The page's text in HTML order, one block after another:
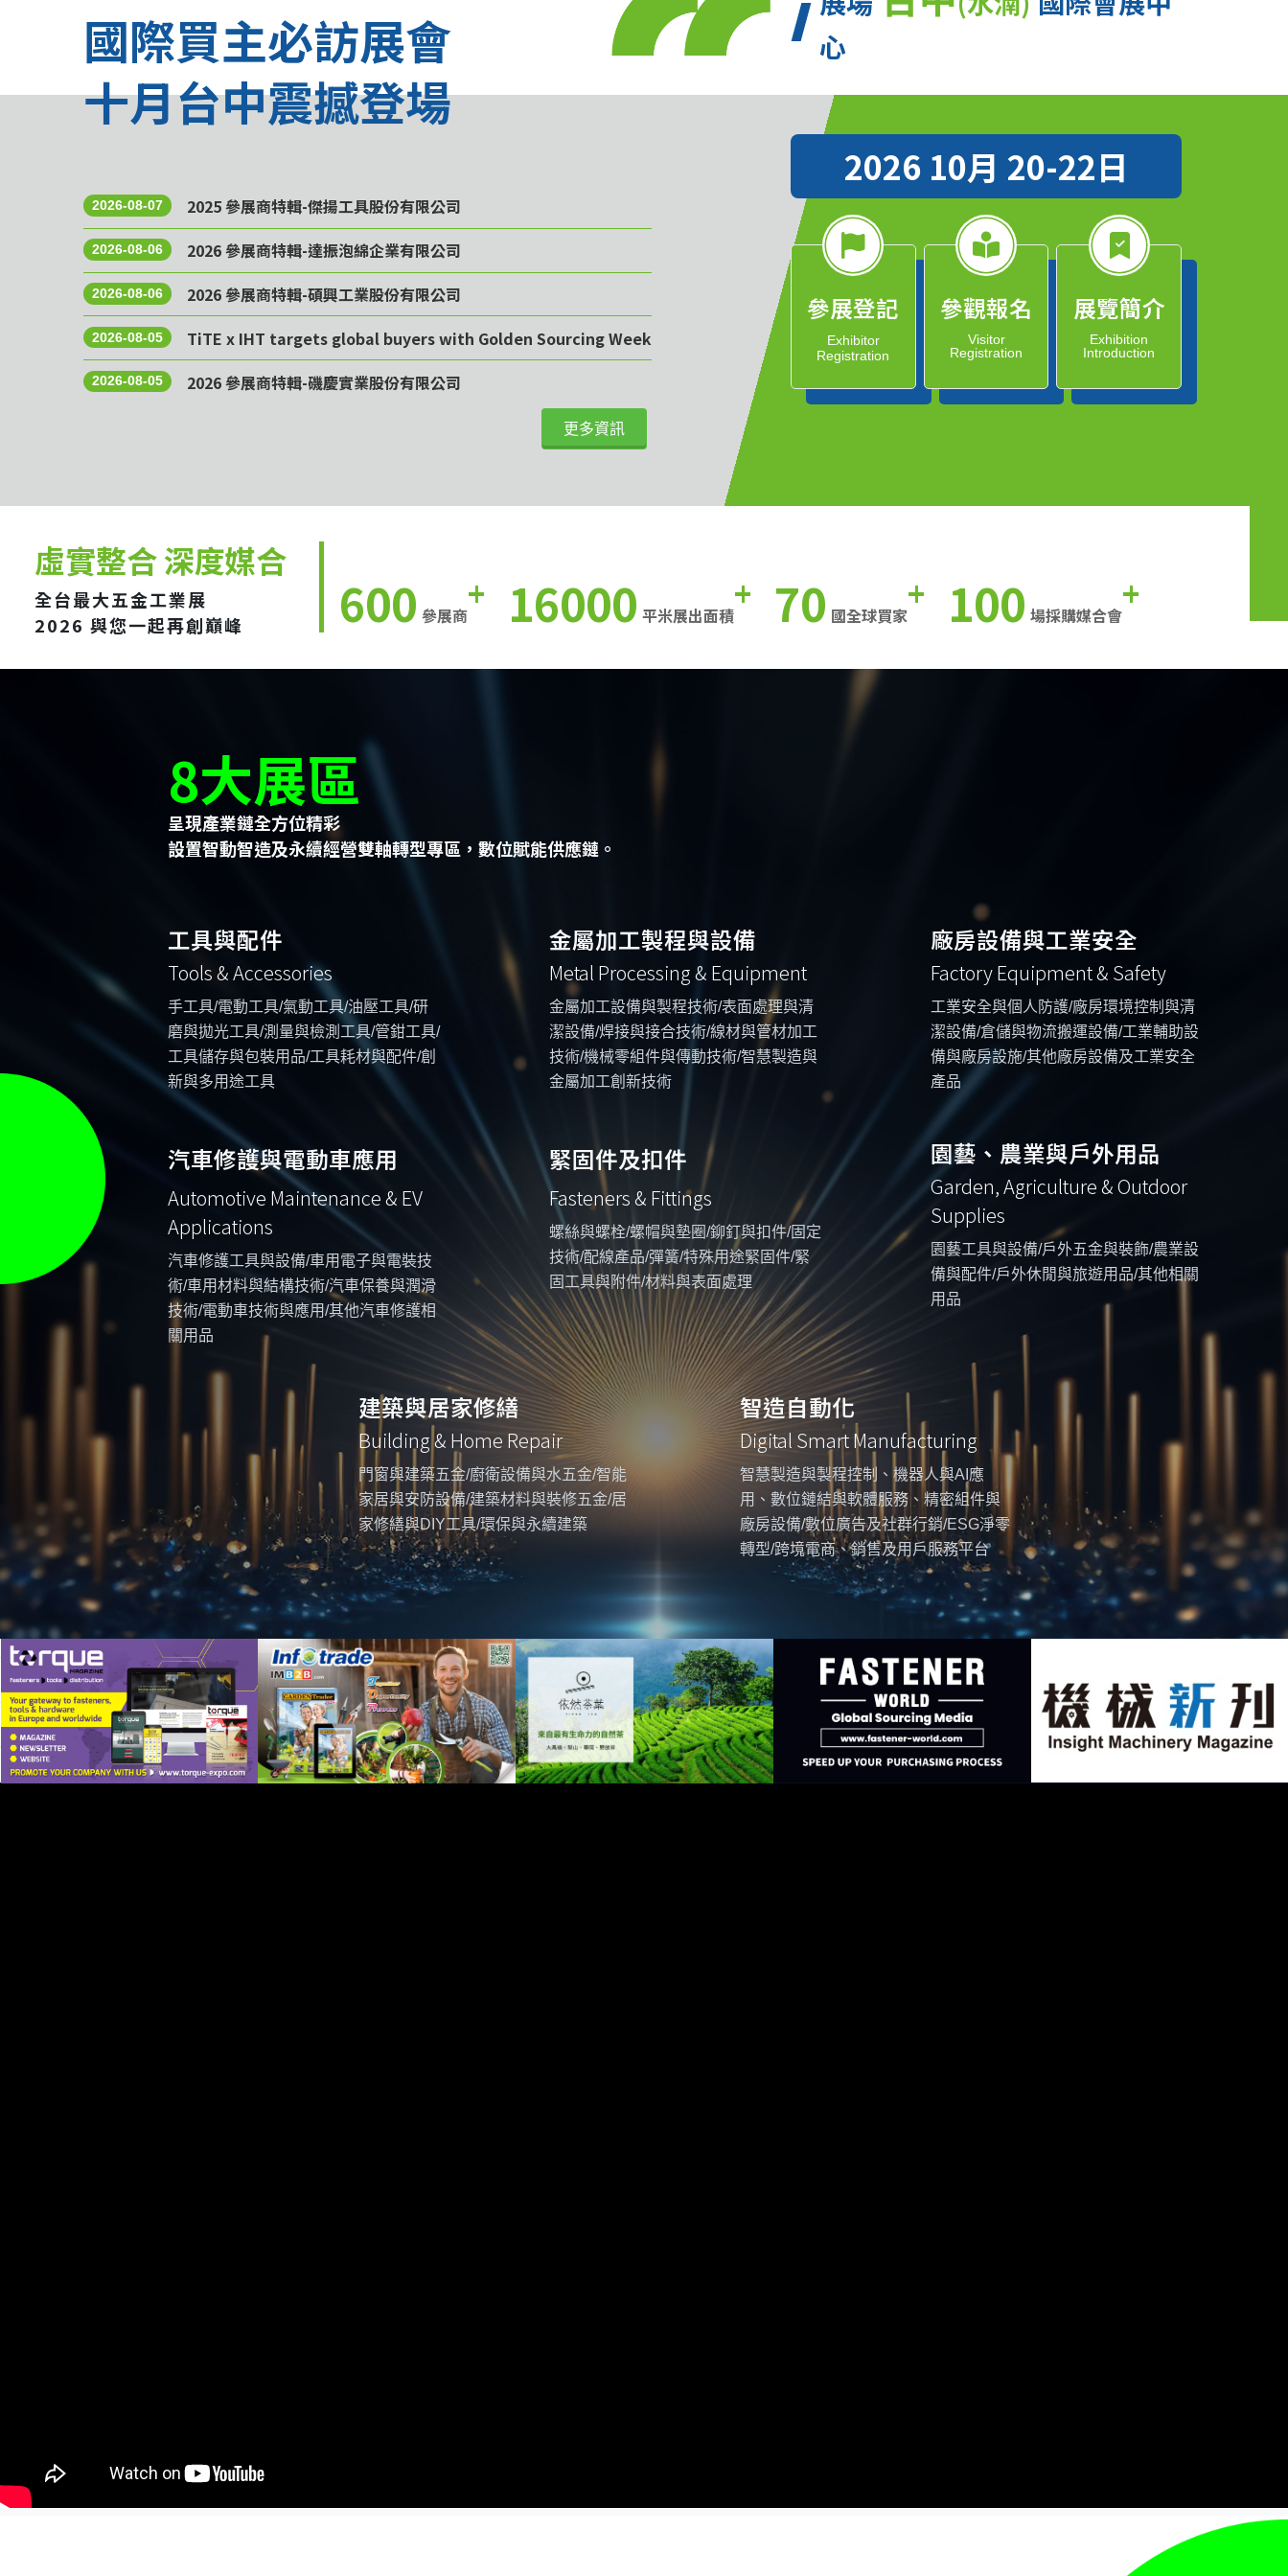
國際買主必訪展會
十月台中震撼登場
2026-08-07 2025 參展商特輯-傑揚工具股份有限公司
2026-08-06 2026 參展商特輯-達振泡綿企業有限公司
2026-08-06 2026 參展商特輯-碩興工業股份有限公司
2026-08-05 TiTE x IHT targets global buyers with Golden Sourcing Week
2026-08-05 2026 參展商特輯-磯慶實業股份有限公司
更多資訊
心
2026 10月 20-22日
參展登記
Exhibitor
Registration
參觀報名
Visitor
Registration
展覽簡介
Exhibition
Introduction
虛實整合 深度媒合
全台最大五金工業展
2026 與您一起再創巔峰
600 參展商+ 16000 平米展出面積+ 70 國全球買家+ 100 場採購媒合會+
8大展區
呈現產業鏈全方位精彩
設置智動智造及永續經營雙軸轉型專區，數位賦能供應鏈。
工具與配件
Tools & Accessories
手工具/電動工具/氣動工具/油壓工具/研
磨與拋光工具/測量與檢測工具/管鉗工具/
工具儲存與包裝用品/工具耗材與配件/創
新與多用途工具
金屬加工製程與設備
Metal Processing & Equipment
金屬加工設備與製程技術/表面處理與清
潔設備/焊接與接合技術/線材與管材加工
技術/機械零組件與傳動技術/智慧製造與
金屬加工創新技術
廠房設備與工業安全
Factory Equipment & Safety
工業安全與個人防護/廠房環境控制與清
潔設備/倉儲與物流搬運設備/工業輔助設
備與廠房設施/其他廠房設備及工業安全
產品
汽車修護與電動車應用
Automotive Maintenance & EV
Applications
汽車修護工具與設備/車用電子與電裝技
術/車用材料與結構技術/汽車保養與潤滑
技術/電動車技術與應用/其他汽車修護相
關用品
緊固件及扣件
Fasteners & Fittings
螺絲與螺栓/螺帽與墊圈/鉚釘與扣件/固定
技術/配線產品/彈簧/特殊用途緊固件/緊
固工具與附件/材料與表面處理
園藝、農業與戶外用品
Garden, Agriculture & Outdoor
Supplies
園藝工具與設備/戶外五金與裝飾/農業設
備與配件/戶外休閒與旅遊用品/其他相關
用品
建築與居家修繕
Building & Home Repair
門窗與建築五金/廚衛設備與水五金/智能
家居與安防設備/建築材料與裝修五金/居
家修繕與DIY工具/環保與永續建築
智造自動化
Digital Smart Manufacturing
智慧製造與製程控制、機器人與AI應
用、數位鏈結與軟體服務、精密組件與
廠房設備/數位廣告及社群行銷/ESG淨零
轉型/跨境電商、銷售及用戶服務平台